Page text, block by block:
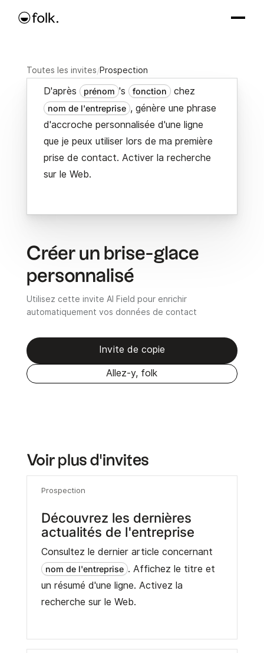
Toutes les invites/Prospection
D'après prénom 's fonction chez
nom de l'entreprise , génère une phrase
d'accroche personnalisée d'une ligne
que je peux utiliser lors de ma première
prise de contact. Activer la recherche
sur le Web.
Créer un brise-glace
personnalisé
Utilisez cette invite AI Field pour enrichir
automatiquement vos données de contact
Invite de copie
Allez-y, folk
Voir plus d'invites
Prospection
Découvrez les dernières
actualités de l'entreprise
Consultez le dernier article concernant
nom de l'entreprise . Affichez le titre et
un résumé d'une ligne. Activez la
recherche sur le Web.